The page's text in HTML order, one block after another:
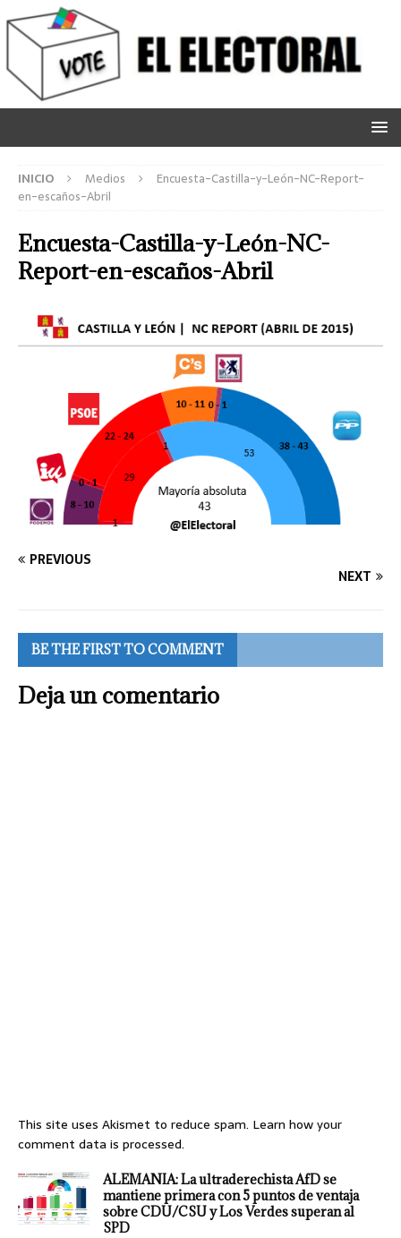
INICIO Medios
Encuesta-Castilla-y-León-NC-Report-
en-escaños-Abril
Encuesta-Castilla-y-León-NC-
Report-en-escaños-Abril
PREVIOUS
NEXT
BE THE FIRST TO COMMENT
Deja un comentario
This site uses Akismet to reduce spam. Learn how your
comment data is processed.
ALEMANIA: La ultraderechista AfD se
mantiene primera con 5 puntos de ventaja
sobre CDU/CSU y Los Verdes superan al
SPD